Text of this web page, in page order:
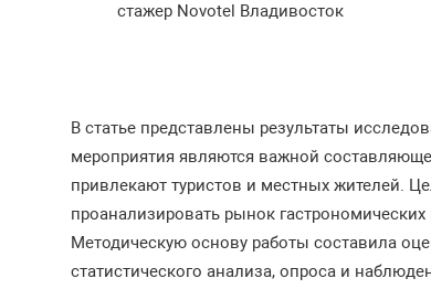
стажер Novotel Владивосток
В статье представлены результаты
мероприятия являются важной
привлекают туристов и местных жителей.
проанализировать рынок
Методическую основу работы составила
статистического анализа, опроса и